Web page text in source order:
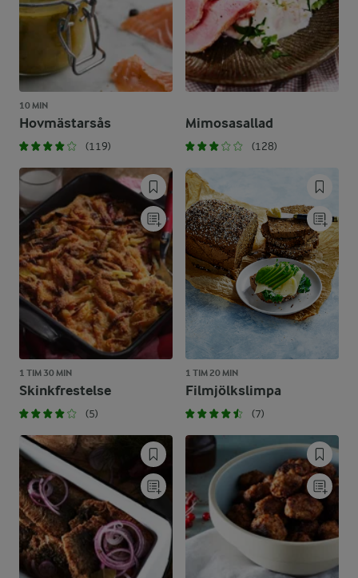
10 MIN
Hovmästarsås
(119)
Mimosasallad
(128)
1 TIM 30 MIN
Skinkfrestelse
(5)
1 TIM 20 MIN
Filmjölkslimpa
(7)